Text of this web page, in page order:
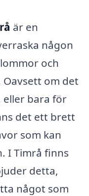
är en
någon
och
om det
eller bara för
det ett brett
som kan
I Timrå finns
detta,
något som